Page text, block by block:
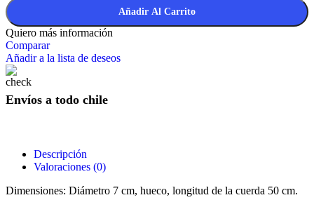
Añadir Al Carrito
Quiero más información
Comparar
Añadir a la lista de deseos
Envíos a todo chile
Descripción
Valoraciones (0)
Dimensiones: Diámetro 7 cm, hueco, longitud de la cuerda 50 cm.